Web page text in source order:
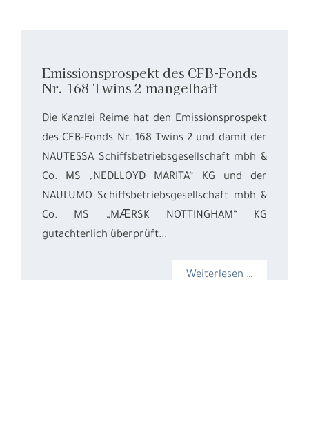
Emissionsprospekt des CFB-Fonds
Nr. 168 Twins 2 mangelhaft
Die Kanzlei Reime hat den Emissionsprospekt
des CFB-Fonds Nr. 168 Twins 2 und damit der
NAUTESSA Schiffsbetriebsgesellschaft mbh &
Co. MS „NEDLLOYD MARITA“ KG und der
NAULUMO Schiffsbetriebsgesellschaft mbh &
Co. MS „MӔRSK NOTTINGHAM“ KG
gutachterlich überprüft...
Weiterlesen …